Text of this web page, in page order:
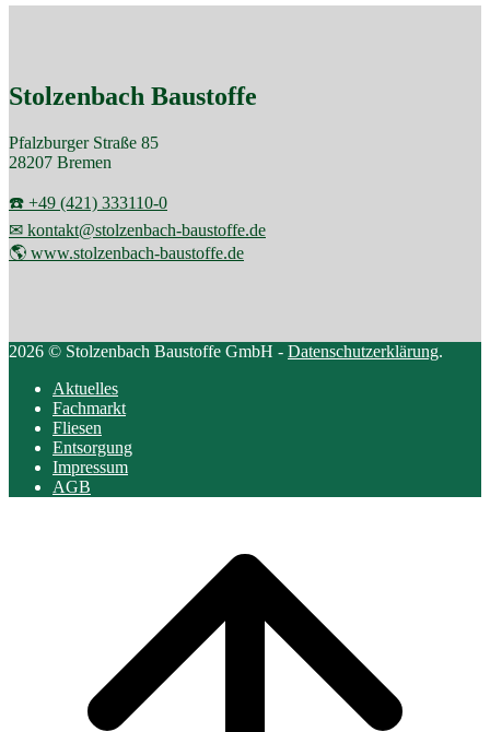
Stolzenbach Baustoffe
Pfalzburger Straße 85
28207 Bremen
☎️ +49 (421) 333110-0
✉ kontakt@stolzenbach-baustoffe.de
🌎 www.stolzenbach-baustoffe.de
2026 © Stolzenbach Baustoffe GmbH - Datenschutzerklärung.
Aktuelles
Fachmarkt
Fliesen
Entsorgung
Impressum
AGB